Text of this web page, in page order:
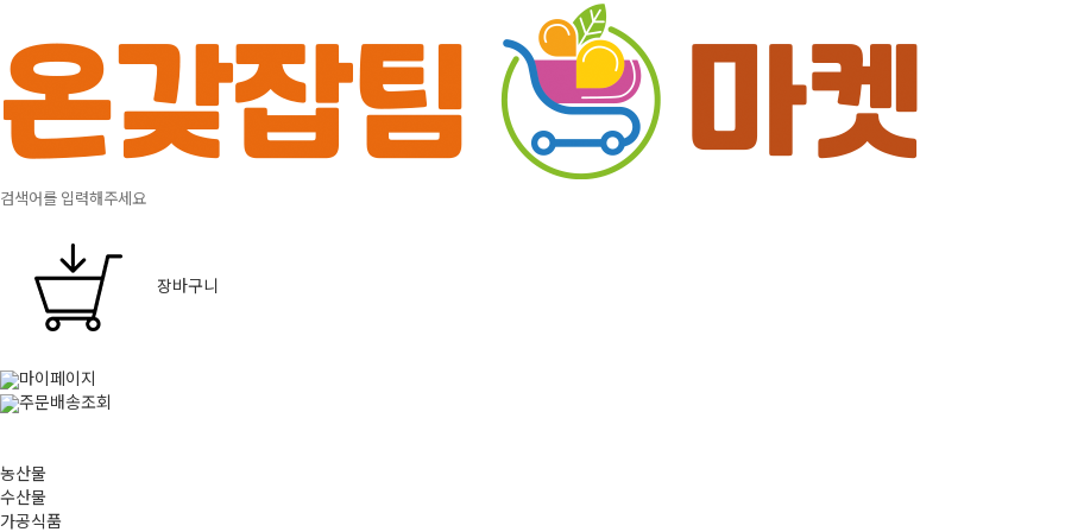
장바구니
마이페이지
주문배송조회
농산물
수산물
가공식품